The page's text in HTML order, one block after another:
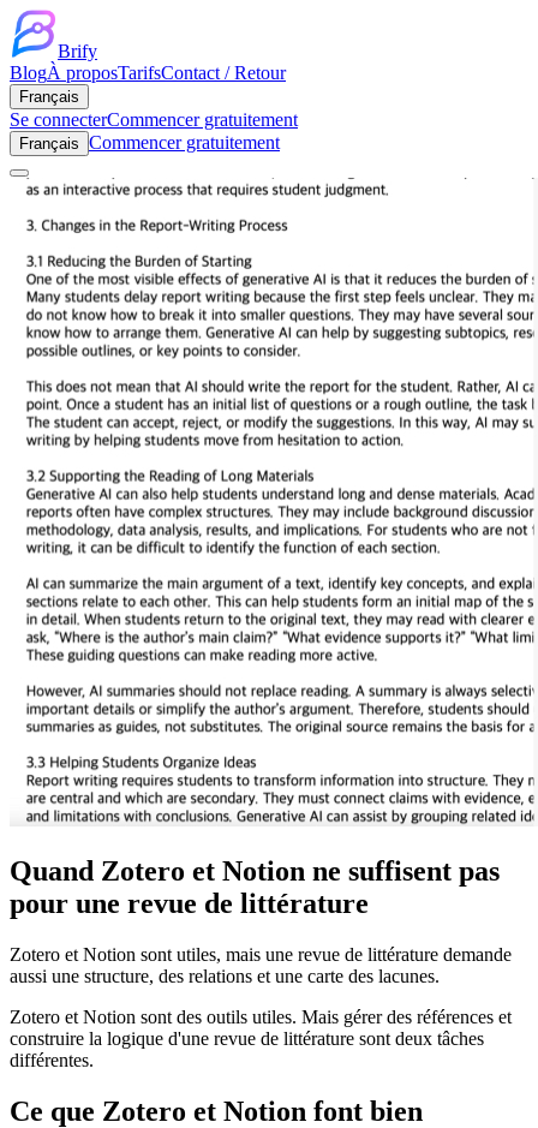
Brify
BlogÀ proposTarifsContact / Retour
Français
Se connecterCommencer gratuitement
Français Commencer gratuitement
Quand Zotero et Notion ne suffisent pas
pour une revue de littérature
Zotero et Notion sont utiles, mais une revue de littérature demande
aussi une structure, des relations et une carte des lacunes.
Zotero et Notion sont des outils utiles. Mais gérer des références et
construire la logique d'une revue de littérature sont deux tâches
différentes.
Ce que Zotero et Notion font bien